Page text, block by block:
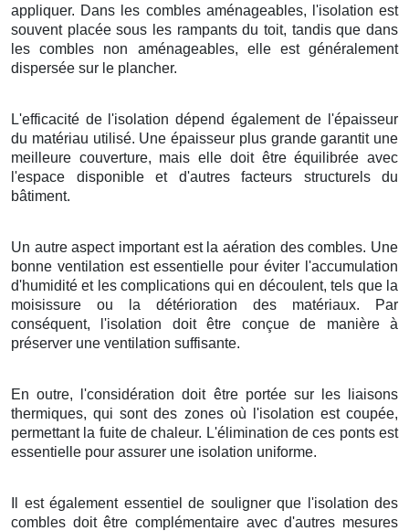
appliquer. Dans les combles aménageables, l'isolation est
souvent placée sous les rampants du toit, tandis que dans
les combles non aménageables, elle est généralement
dispersée sur le plancher.
L'efficacité de l'isolation dépend également de l'épaisseur
du matériau utilisé. Une épaisseur plus grande garantit une
meilleure couverture, mais elle doit être équilibrée avec
l'espace disponible et d'autres facteurs structurels du
bâtiment.
Un autre aspect important est la aération des combles. Une
bonne ventilation est essentielle pour éviter l'accumulation
d'humidité et les complications qui en découlent, tels que la
moisissure ou la détérioration des matériaux. Par
conséquent, l'isolation doit être conçue de manière à
préserver une ventilation suffisante.
En outre, l'considération doit être portée sur les liaisons
thermiques, qui sont des zones où l'isolation est coupée,
permettant la fuite de chaleur. L'élimination de ces ponts est
essentielle pour assurer une isolation uniforme.
Il est également essentiel de souligner que l'isolation des
combles doit être complémentaire avec d'autres mesures